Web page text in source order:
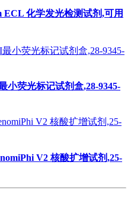
荧光标记试剂盒,28-9345-
V2 核酸扩增试剂,25-